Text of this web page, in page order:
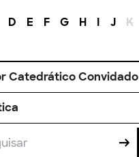
D E F G H I J K
Catedrático Convidado